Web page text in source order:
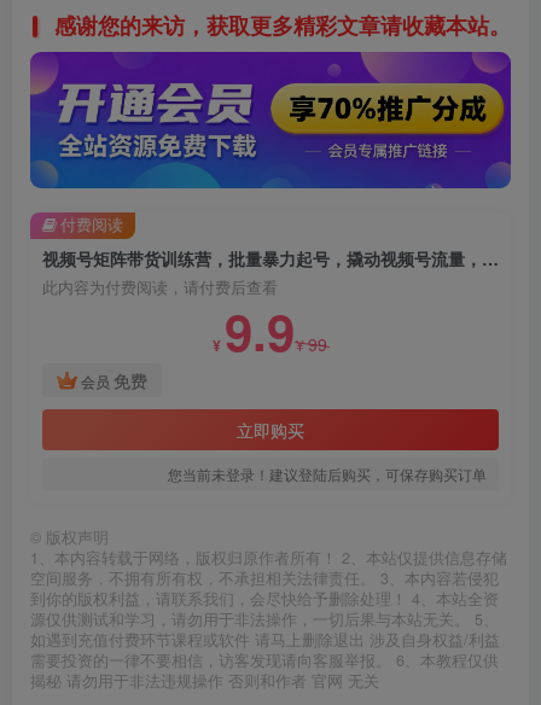
感谢您的来访，获取更多精彩文章请收藏本站。
视频号矩阵带货训练营，批量暴力起号，撬动视频号流量，月利润5w+
此内容为付费阅读，请付费后查看
¥ 9.9¥99
会员 免费
立即购买
您当前未登录！建议登陆后购买，可保存购买订单
付费阅读
© 版权声明
1、本内容转载于网络，版权归原作者所有！ 2、本站仅提供信息存储
空间服务，不拥有所有权，不承担相关法律责任。 3、本内容若侵犯
到你的版权利益，请联系我们，会尽快给予删除处理！ 4、本站全资
源仅供测试和学习，请勿用于非法操作，一切后果与本站无关。 5、
如遇到充值付费环节课程或软件 请马上删除退出 涉及自身权益/利益
需要投资的一律不要相信，访客发现请向客服举报。 6、本教程仅供
揭秘 请勿用于非法违规操作 否则和作者 官网 无关